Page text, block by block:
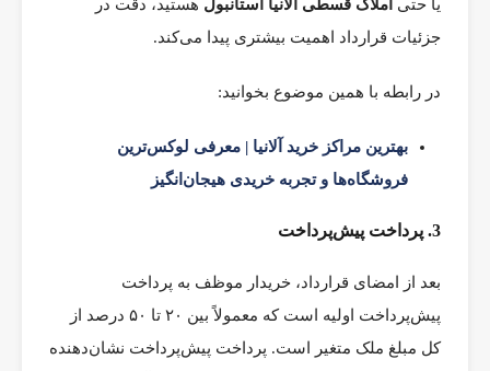
یا حتی املاک قسطی آلانیا استانبول هستید، دقت در
جزئیات قرارداد اهمیت بیشتری پیدا می‌کند.
در رابطه با همین موضوع بخوانید:
بهترین مراکز خرید آلانیا | معرفی لوکس‌ترین
فروشگاه‌ها و تجربه خریدی هیجان‌انگیز
3. پرداخت پیش‌پرداخت
بعد از امضای قرارداد، خریدار موظف به پرداخت
پیش‌پرداخت اولیه است که معمولاً بین ۲۰ تا ۵۰ درصد از
کل مبلغ ملک متغیر است. پرداخت پیش‌پرداخت نشان‌دهنده